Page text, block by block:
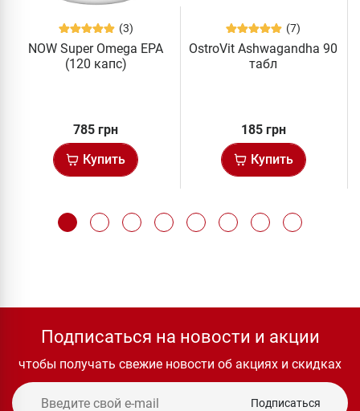
(3)
NOW Super Omega EPA
(120 капс)
785 грн
Купить
(7)
OstroVit Ashwagandha 90
табл
185 грн
Купить
Подписаться на новости и акции
чтобы получать свежие новости об акциях и скидках
Подписаться